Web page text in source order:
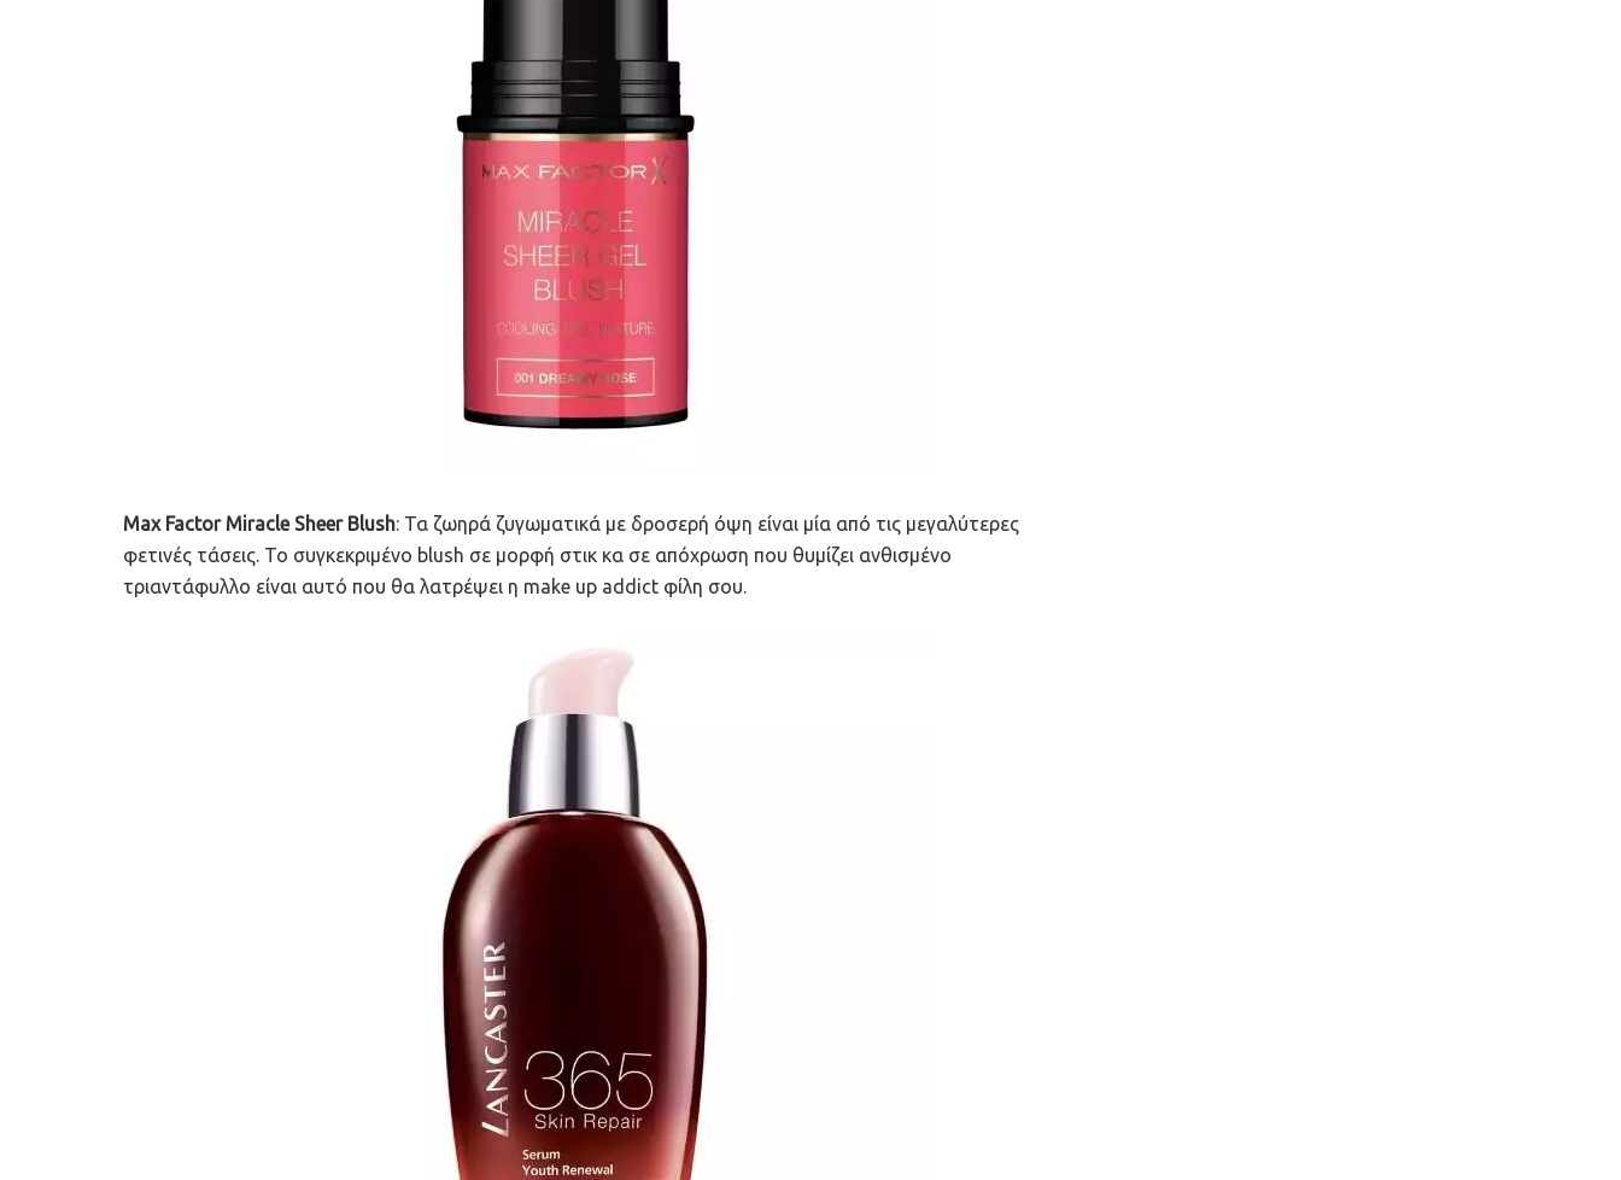
Max Factor Miracle Sheer Blush: Τα ζωηρά ζυγωματικά με δροσερή όψη είναι μία από τις μεγαλύτερες
φετινές τάσεις. Το συγκεκριμένο blush σε μορφή στικ κα σε απόχρωση που θυμίζει ανθισμένο
τριαντάφυλλο είναι αυτό που θα λατρέψει η make up addict φίλη σου.